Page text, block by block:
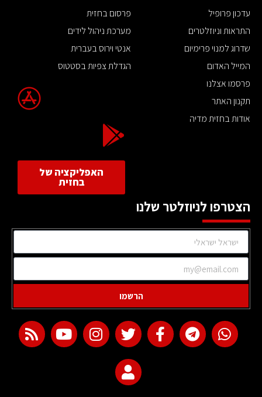
עדכון פרופיל
התראות וניוזלטרים
שדרוג למנוי פרימיום
המייל האדום
פרסמו אצלנו
תקנון האתר
אודות בחזית מדיה
פרסום בחזית
מערכת ניהול לידים
אנטי וירוס בעברית
הגדלת צפיות בסטטוס
האפליקציה של
בחזית
הצטרפו לניוזלטר שלנו
הרשמו